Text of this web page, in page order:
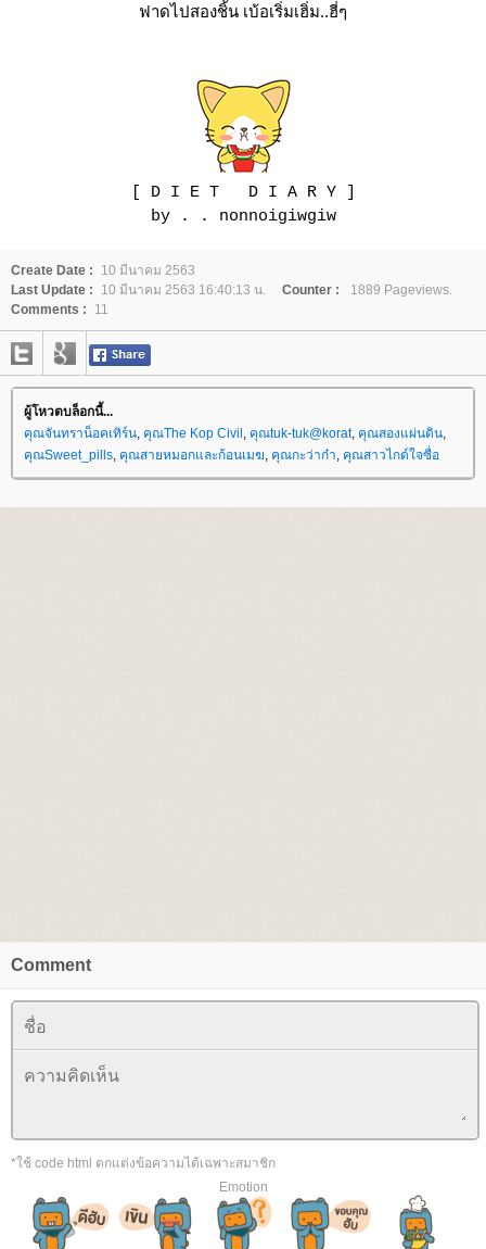
ฟาดไปสองชิ้น เบ้อเริ่มเฮิ่ม..ฮี่ๆ
D I E T D I A R Y]
by . . nonnoigiwgiw
Create Date :
10 มีนาคม 2563
Last Update :
10 มีนาคม 2563 16:40:13 น. Counter :
1889 Pageviews.
Comments :
11
ผู้โหวตบล็อกนี้...
คุณจันทราน็อคเทิร์น, คุณThe Kop Civil , คุณtuk-tuk@korat, คุณสองแผ่นดิน,
คุณSweet_pills, คุณสายหมอกและก้อนเมฆ, คุณกะว่าก๋า, คุณสาวไกด์ใจซื่อ
Comment
*ใช้ code html ตกแต่งข้อความได้เฉพาะสมาชิก
Emotion